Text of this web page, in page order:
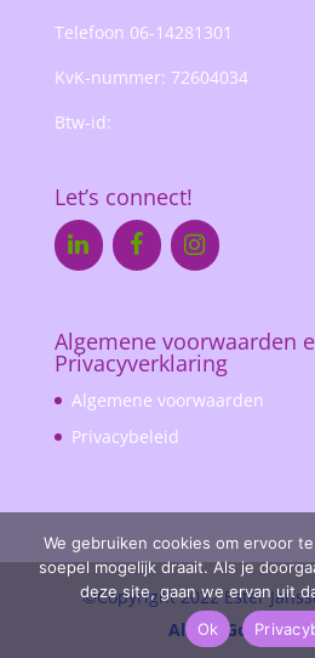
Telefoon 06-14281301
KvK-nummer: 72604034
Btw-id:
Let’s connect!
Algemene voorwaarden
Privacyverklaring
Algemene voorwaarden
Privacybeleid
©Copyright 2022 Ester
Alvast Goed! VA
We gebruiken cookies om ervoor
soepel mogelijk draait. Als je
deze site, gaan we ervan uit
Ok